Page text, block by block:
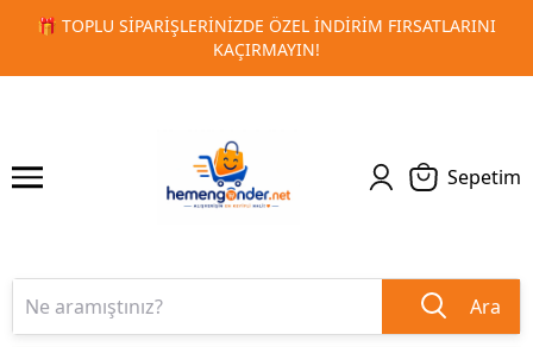
🚀 KURUMSAL PROMOSYON VE MATBAA
1 2
Sepetim
Ara